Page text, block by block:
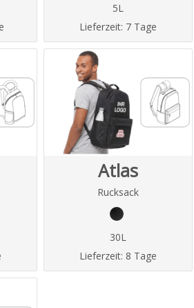
5L
Lieferzeit: 7 Tage
Atlas
Rucksack
30L
Lieferzeit: 8 Tage